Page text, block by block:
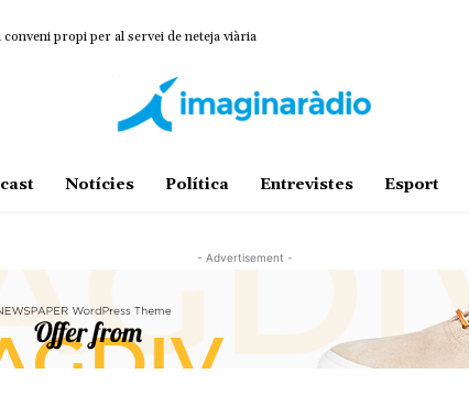
conveni propi per al servei de neteja viària
Notícies Política Entrevistes Esport
- Advertisement -